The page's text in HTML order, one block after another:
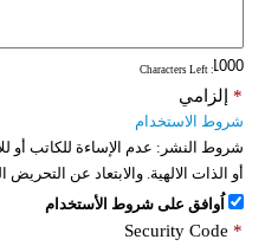
: Characters Left
إلزامي *
شروط الاستخدام
شروط النشر: عدم الإساءة للكاتب أو
أو الذات الالهية. والابتعاد عن
اُوافق على شروط الأستخدام
Security Code *